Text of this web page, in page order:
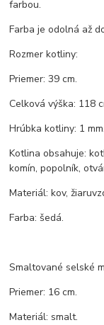
farbou.
Farba je odolná až
Rozmer kotliny:
Priemer: 39 cm.
Celková výška: 118
Hrúbka kotliny: 1 mm.
Kotlina obsahuje:
komín, popolník,
Materiál: kov,
Farba: šedá.
Smaltované selské
Priemer: 16 cm.
Materiál: smalt.